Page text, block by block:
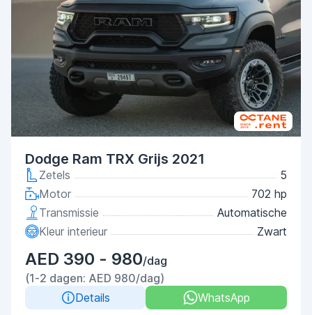
Dodge Ram TRX Grijs 2021
Zetels
5
Motor
702 hp
Transmissie
Automatische
Kleur interieur
Zwart
AED 390 - 980/dag
(1-2 dagen: AED 980/dag)
Details
WhatsApp